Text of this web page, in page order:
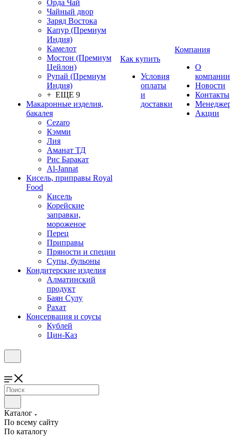
Орда Чай
Чайный двор
Заряд Востока
Капур (Премиум
Индия)
Камелот
Мостон (Премиум
Цейлон)
Рупай (Премиум
Индия)
+ ЕЩЕ 9
Макаронные изделия,
бакалея
Cezaro
Кэмми
Лия
Аманат ТД
Рис Баракат
Al-Jannat
Кисель, приправы Royal
Food
Кисель
Корейские
заправки,
мороженое
Перец
Приправы
Пряности и специи
Супы, бульоны
Кондитерские изделия
Алматинский
продукт
Баян Сулу
Рахат
Консервация и соусы
Кублей
Цин-Каз
Как купить
Условия
оплаты
и
доставки
Компания
О
компании
Новости
Контакты
Акции
Каталог
По всему сайту
По каталогу